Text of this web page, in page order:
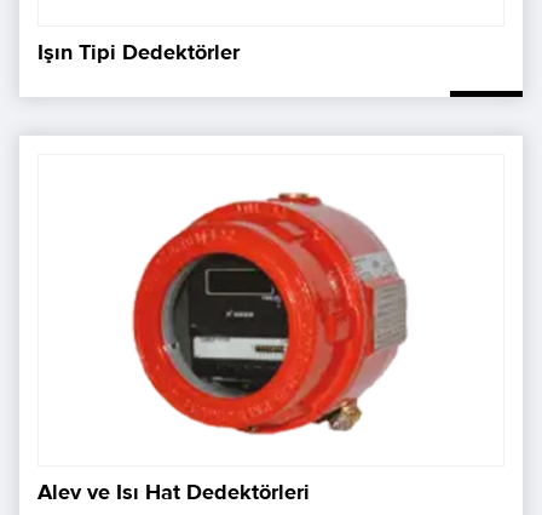
Işın Tipi Dedektörler
Alev ve Isı Hat Dedektörleri